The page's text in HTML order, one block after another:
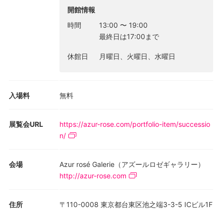
開館情報
時間
13:00 〜 19:00
最終日は17:00まで
休館日 月曜日、火曜日、水曜日
入場料 無料
展覧会URL
https://azur-rose.com/portfolio-item/successio
n/
会場
Azur rosé Galerie（アズールロゼギャラリー）
http://azur-rose.com
住所 〒110-0008 東京都台東区池之端3-3-5 ICビル1F